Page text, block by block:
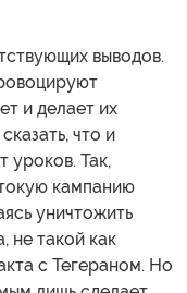
выводов.
и делает их
что и
уроков. Так,
кампанию
уничтожить
не такой как
с Тегераном. Но